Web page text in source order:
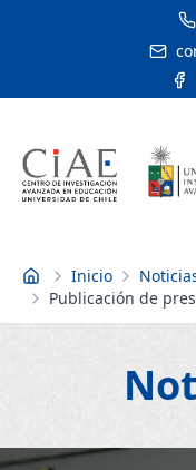
Inicio Inicio
Publicación de
Escolares